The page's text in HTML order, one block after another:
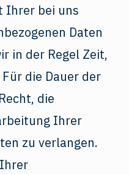
Ihrer bei uns
Daten
in der Regel Zeit,
die Dauer der
die
Ihrer
zu verlangen.